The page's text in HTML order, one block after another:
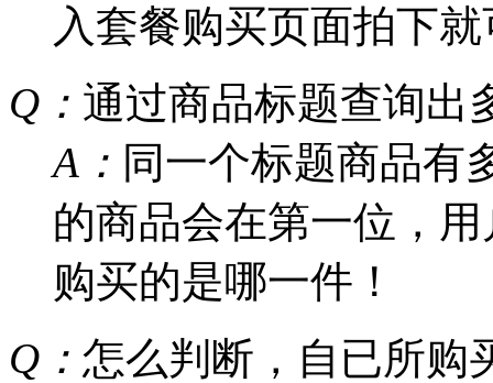
入套餐购买页面拍下
Q： 通过商品标题查询出
A： 同一个标题商品有
的商品会在第一位，
购买的是哪一件！
Q： 怎么判断，自已所购